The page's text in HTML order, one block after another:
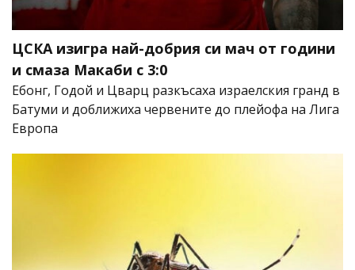
ЦСКА изигра най-добрия си мач от години
и смаза Макаби с 3:0
Ебонг, Годой и Цварц разкъсаха израелския гранд в
Батуми и доближиха червените до плейофа на Лига
Европа